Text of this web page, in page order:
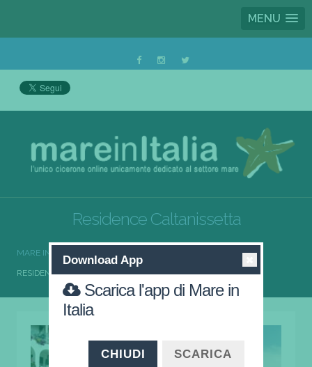
MENU
Residence Caltanissetta
MARE IN ITALIA
RESIDENCE CALTANISSETTA
Download App
Scarica l'app di Mare in
Italia
CHIUDI SCARICA